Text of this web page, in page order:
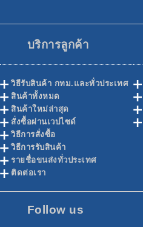
บริการลูกค้า
วิธีรับสินค้า กทม.และทั่วประเทศ
สินค้าทั้งหมด
สินค้าใหม่ล่าสุด
สั่งซื้อผ่านเวปไซด์
วิธีการสั่งซื้อ
วิธีการรับสินค้า
รายชื่อขนส่งทั่วประเทศ
ติดต่อเรา
Follow us